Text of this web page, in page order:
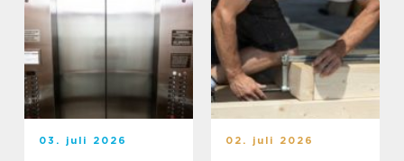
03. juli 2026 02. juli 2026